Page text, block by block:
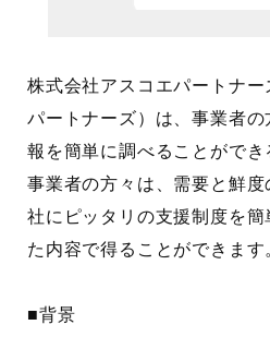
株式会社アスコエパートナ
パートナーズ）は、事業者
報を簡単に調べることがで
事業者の方々は、需要と鮮
社にピッタリの支援制度を
た内容で得ることができます
■背景